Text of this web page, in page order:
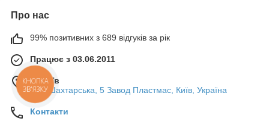
функції автоматичного вимикача та диференціального реле,
струму. Це дозволяє заощадити місце в електричній
2. **Автоматичне відновлення:** Диффавтомати можуть
автоматично відновлювати подачу електроенергії після
усунення причин спрацьовування (наприклад, після
усунення короткого замикання). Диффреле та
диференціальні реле, як правило, вимагають ручного
Про нас
99% позитивних з 689 відгуків за рік
Працює з 03.06.2011
м. Київ
вул. Шахтарська, 5 Завод Пластмас, Київ, Україна
Контакти
КНОПКА
ЗВ'ЯЗКУ